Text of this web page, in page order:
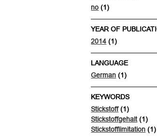
no (1)
YEAR OF
2014 (1)
LANGUAGE
German (1)
KEYWORDS
Stickstoff(1)
Stickstoffgehalt(1)
Stickstofflimitation (1)